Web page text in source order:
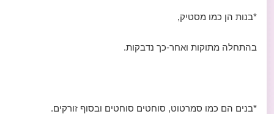
*בנות הן כמו מסטיק,
בהתחלה מתוקות ואחר-כך נדבקות.
*בנים הם כמו סמרטוט, סוחטים סוחטים ובסוף זורקים.